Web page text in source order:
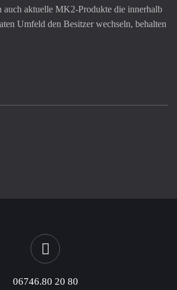
auch aktuelle MK2-Produkte die innerhalb
Umfeld den Besitzer wechseln, behalten
06746.80 20 80